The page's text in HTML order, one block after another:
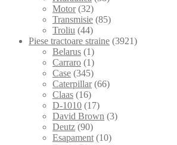
Motor (32)
Transmisie (85)
Troliu (44)
Piese tractoare straine (3921)
Belarus (1)
Carraro (1)
Case (345)
Caterpillar (66)
Claas (16)
D-1010 (17)
David Brown (3)
Deutz (90)
Esapament (10)